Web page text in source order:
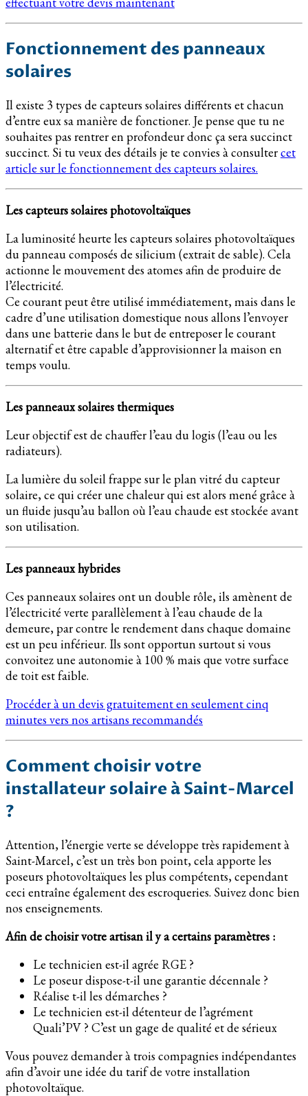
Fonctionnement des panneaux
solaires
Il existe 3 types de capteurs solaires différents et chacun
d’entre eux sa manière de fonctioner. Je pense que tu ne
souhaites pas rentrer en profondeur donc ça sera succinct
succinct. Si tu veux des détails je te convies à consultercet
article sur le fonctionnement des capteurs solaires.
Les capteurs solaires photovoltaïques
La luminosité heurte les capteurs solaires photovoltaïques
du panneau composés de silicium (extrait de sable). Cela
actionne le mouvement des atomes afin de produire de
l’électricité.
Ce courant peut être utilisé immédiatement, mais dans le
cadre d’une utilisation domestique nous allons l’envoyer
dans une batterie dans le but de entreposer le courant
alternatif et être capable d’approvisionner la maison en
temps voulu.
Les panneaux solaires thermiques
Leur objectif est de chauffer l’eau du logis (l’eau ou les
radiateurs).
La lumière du soleil frappe sur le plan vitré du capteur
solaire, ce qui créer une chaleur qui est alors mené grâce à
un fluide jusqu’au ballon où l’eau chaude est stockée avant
son utilisation.
Les panneaux hybrides
Ces panneaux solaires ont un double rôle, ils amènent de
l’électricité verte parallèlement à l’eau chaude de la
demeure, par contre le rendement dans chaque domaine
est un peu inférieur. Ils sont opportun surtout si vous
convoitez une autonomie à 100 % mais que votre surface
de toit est faible.
Procéder à un devis gratuitement en seulement cinq
minutes vers nos artisans recommandés
Comment choisir votre
installateur solaire à Saint-Marcel
?
Attention, l’énergie verte se développe très rapidement à
Saint-Marcel, c’est un très bon point, cela apporte les
poseurs photovoltaïques les plus compétents, cependant
ceci entraîne également des escroqueries. Suivez donc bien
nos enseignements.
Afin de choisir votre artisan il y a certains paramètres :
Le technicien est-il agrée RGE ?
Le poseur dispose-t-il une garantie décennale ?
Réalise t-il les démarches ?
Le technicien est-il détenteur de l’agrément
Quali’PV ? C’est un gage de qualité et de sérieux
Vous pouvez demander à trois compagnies indépendantes
afin d’avoir une idée du tarif de votre installation
photovoltaïque.